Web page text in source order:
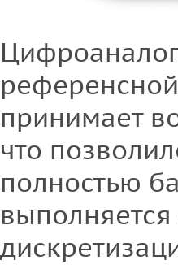
принимает
что
полностью